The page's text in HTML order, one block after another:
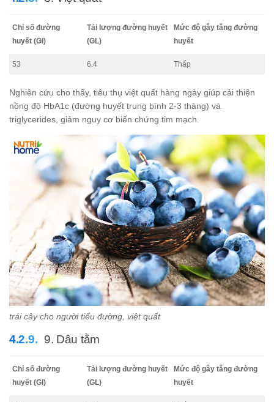
Chỉ số đường
huyết (GI)
Tải lượng đường huyết
(GL)
Mức độ gây tăng đường
huyết
53 6.4 Thấp
Nghiên cứu cho thấy, tiêu thụ việt quất hàng ngày giúp cải thiện
nồng độ HbA1c (đường huyết trung bình 2-3 tháng) và
triglycerides, giảm nguy cơ biến chứng tim mạch.
trái cây cho người tiểu đường, việt quất
9. Dâu tằm
Chỉ số đường
huyết (GI)
Tải lượng đường huyết
(GL)
Mức độ gây tăng đường
huyết